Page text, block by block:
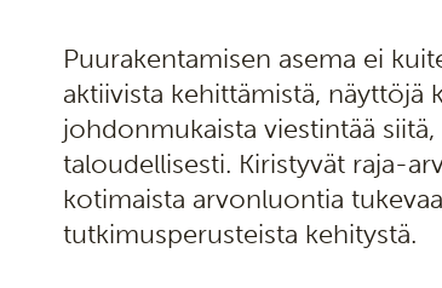
Puurakentamisen asema ei
aktiivista kehittämistä, näyttöjä
johdonmukaista viestintää
taloudellisesti. Kiristyvät raja-
kotimaista arvonluontia
tutkimusperusteista kehitystä.